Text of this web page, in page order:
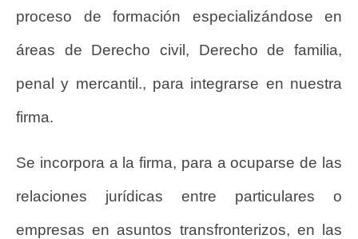
proceso de formación especializándose en
áreas de Derecho civil, Derecho de familia,
penal y mercantil., para integrarse en nuestra
firma.
Se incorpora a la firma, para a ocuparse de las
relaciones jurídicas entre particulares o
empresas en asuntos transfronterizos, en las